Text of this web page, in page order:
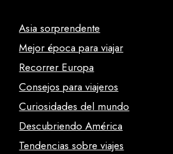
Asia sorprendente
Mejor época para viajar
Recorrer Europa
Consejos para viajeros
Curiosidades del mundo
Descubriendo América
Tendencias sobre viajes